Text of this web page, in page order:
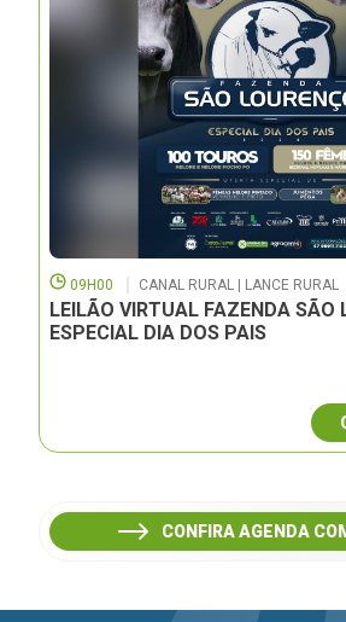
09H00 CANAL RURAL | LANCE RURAL
LEILÃO VIRTUAL FAZENDA SÃO
ESPECIAL DIA DOS PAIS
CONFIRA AGENDA